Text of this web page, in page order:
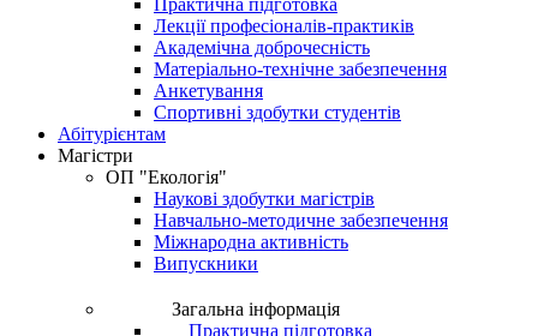
Практична підготовка
Лекції професіоналів-практиків
Академічна доброчесність
Матеріально-технічне забезпечення
Анкетування
Спортивні здобутки студентів
Абітурієнтам
Магістри
ОП "Екологія"
Наукові здобутки магістрів
Навчально-методичне забезпечення
Міжнародна активність
Випускники
Загальна інформація
Практична підготовка